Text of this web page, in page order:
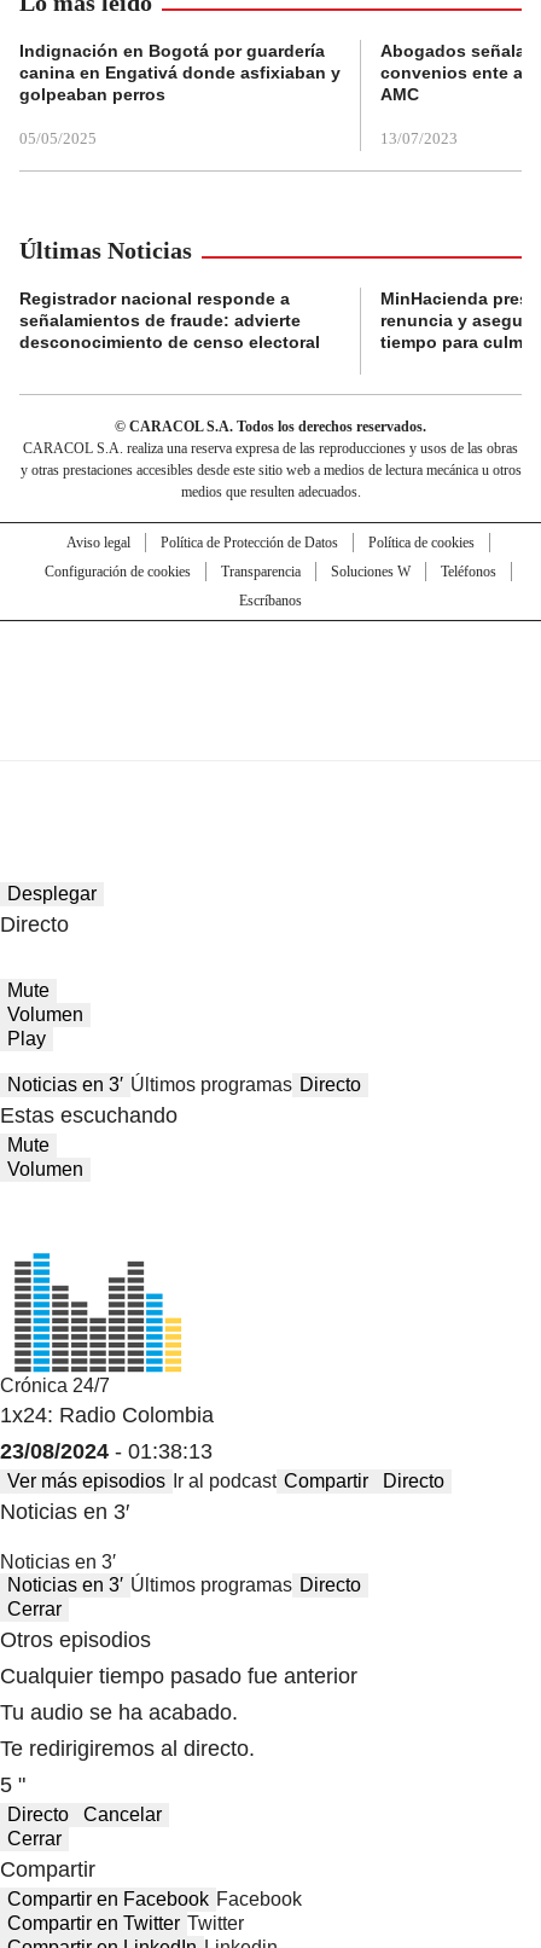
Indignación en Bogotá por guardería
canina en Engativá donde asfixiaban y
golpeaban perros
05/05/2025
Abogados
convenios ente
AMC
13/07/2023
Últimas Noticias
Registrador nacional responde a
señalamientos de fraude: advierte
desconocimiento de censo electoral
MinHacienda
renuncia y
tiempo para
© CARACOL S.A. Todos los derechos reservados.
CARACOL S.A. realiza una reserva expresa de las reproducciones y usos de las obras
y otras prestaciones accesibles desde este sitio web a medios de lectura mecánica u otros
medios que resulten adecuados.
Aviso legal Política de Protección de Datos
Política de cookies
Configuración de cookies
Transparencia Soluciones W
Teléfonos
Escríbanos
Desplegar
Directo
Mute
Volumen
Play
Noticias en 3′ Últimos programas Directo
Estas escuchando
Mute
Volumen
Crónica 24/7
1x24: Radio Colombia
23/08/2024 - 01:38:13
Ver más episodios Ir al podcast Compartir Directo
Noticias en 3′
Noticias en 3′
Noticias en 3′ Últimos programas Directo
Cerrar
Otros episodios
Cualquier tiempo pasado fue anterior
Tu audio se ha acabado.
Te redirigiremos al directo.
5 "
Directo
Cancelar
Cerrar
Compartir
Compartir en Facebook Facebook
Compartir en Twitter Twitter